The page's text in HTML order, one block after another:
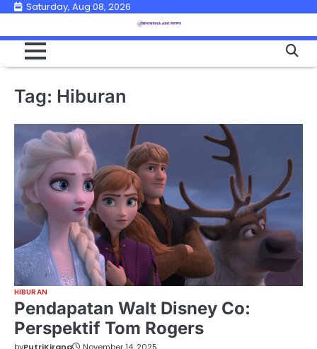
Skip
content
Saturday, Aug 08, 2026
Tag: Hiburan
HIBURAN
Pendapatan Walt Disney Co:
Perspektif Tom Rogers